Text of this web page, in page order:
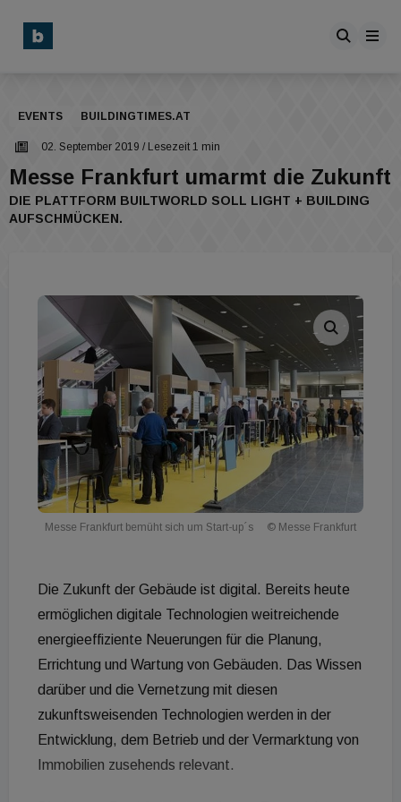
EVENTS BUILDINGTIMES.AT
02. September 2019 / Lesezeit 1 min
Messe Frankfurt umarmt die Zukunft
DIE PLATTFORM BUILTWORLD SOLL LIGHT + BUILDING
AUFSCHMÜCKEN.
Messe Frankfurt bemüht sich um Start-up´s © Messe Frankfurt
Die Zukunft der Gebäude ist digital. Bereits heute
ermöglichen digitale Technologien weitreichende
energieeffiziente Neuerungen für die Planung,
Errichtung und Wartung von Gebäuden. Das Wissen
darüber und die Vernetzung mit diesen
zukunftsweisenden Technologien werden in der
Entwicklung, dem Betrieb und der Vermarktung von
Immobilien zusehends relevant.